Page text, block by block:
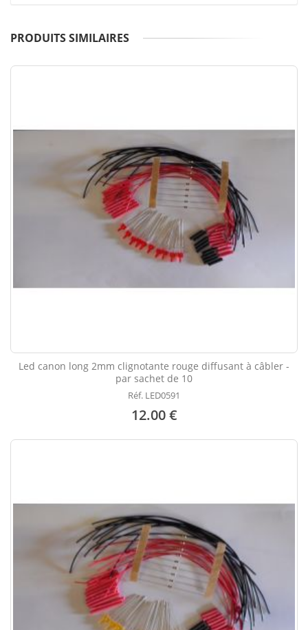
PRODUITS SIMILAIRES
Led canon long 2mm clignotante rouge diffusant à câbler -
par sachet de 10
Réf. LED0591
12.00 €